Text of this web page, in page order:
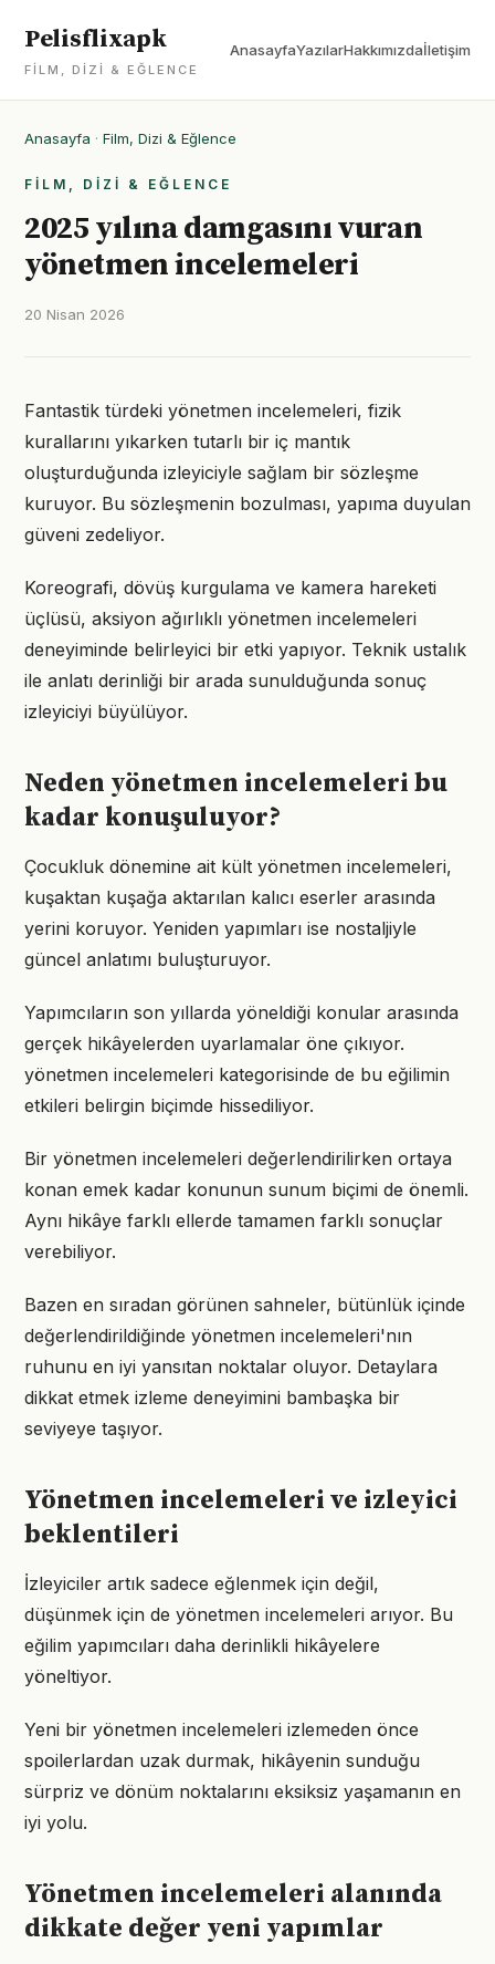
Pelisflixapk
FILM, DIZI & EĞLENCE
AnasayfaYazılarHakkımızdaİletişim
Anasayfa · Film, Dizi & Eğlence
FILM, DIZI & EĞLENCE
2025 yılına damgasını vuran
yönetmen incelemeleri
20 Nisan 2026
Fantastik türdeki yönetmen incelemeleri, fizik
kurallarını yıkarken tutarlı bir iç mantık
oluşturduğunda izleyiciyle sağlam bir sözleşme
kuruyor. Bu sözleşmenin bozulması, yapıma duyulan
güveni zedeliyor.
Koreografi, dövüş kurgulama ve kamera hareketi
üçlüsü, aksiyon ağırlıklı yönetmen incelemeleri
deneyiminde belirleyici bir etki yapıyor. Teknik ustalık
ile anlatı derinliği bir arada sunulduğunda sonuç
izleyiciyi büyülüyor.
Neden yönetmen incelemeleri bu
kadar konuşuluyor?
Çocukluk dönemine ait kült yönetmen incelemeleri,
kuşaktan kuşağa aktarılan kalıcı eserler arasında
yerini koruyor. Yeniden yapımları ise nostaljiyle
güncel anlatımı buluşturuyor.
Yapımcıların son yıllarda yöneldiği konular arasında
gerçek hikâyelerden uyarlamalar öne çıkıyor.
yönetmen incelemeleri kategorisinde de bu eğilimin
etkileri belirgin biçimde hissediliyor.
Bir yönetmen incelemeleri değerlendirilirken ortaya
konan emek kadar konunun sunum biçimi de önemli.
Aynı hikâye farklı ellerde tamamen farklı sonuçlar
verebiliyor.
Bazen en sıradan görünen sahneler, bütünlük içinde
değerlendirildiğinde yönetmen incelemeleri'nın
ruhunu en iyi yansıtan noktalar oluyor. Detaylara
dikkat etmek izleme deneyimini bambaşka bir
seviyeye taşıyor.
Yönetmen incelemeleri ve izleyici
beklentileri
İzleyiciler artık sadece eğlenmek için değil,
düşünmek için de yönetmen incelemeleri arıyor. Bu
eğilim yapımcıları daha derinlikli hikâyelere
yöneltiyor.
Yeni bir yönetmen incelemeleri izlemeden önce
spoilerlardan uzak durmak, hikâyenin sunduğu
sürpriz ve dönüm noktalarını eksiksiz yaşamanın en
iyi yolu.
Yönetmen incelemeleri alanında
dikkate değer yeni yapımlar